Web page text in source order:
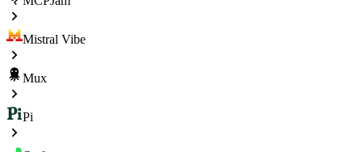
Mistral Vibe
Mux
Pi